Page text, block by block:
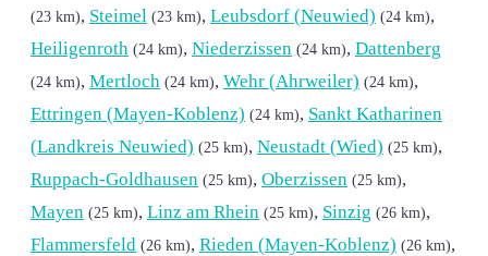
(23 km), Steimel (23 km), Leubsdorf (Neuwied) (24 km),
Heiligenroth (24 km), Niederzissen (24 km), Dattenberg
(24 km), Mertloch (24 km), Wehr (Ahrweiler) (24 km),
Ettringen (Mayen-Koblenz) (24 km), Sankt Katharinen
(Landkreis Neuwied) (25 km), Neustadt (Wied) (25 km),
Ruppach-Goldhausen (25 km), Oberzissen (25 km),
Mayen (25 km), Linz am Rhein (25 km), Sinzig (26 km),
Flammersfeld (26 km), Rieden (Mayen-Koblenz) (26 km),